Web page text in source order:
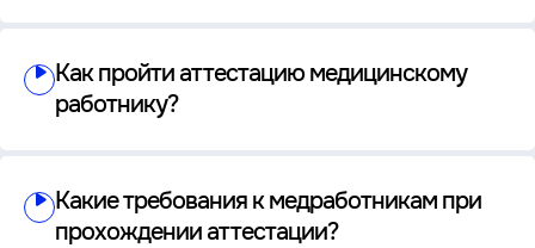
Как пройти аттестацию медицинскому
работнику?
Какие требования к медработникам при
прохождении аттестации?